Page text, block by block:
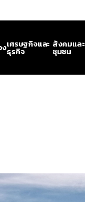
งเศรษฐกิจและ
ธุรกิจ
สังคมและ
ชุมชน